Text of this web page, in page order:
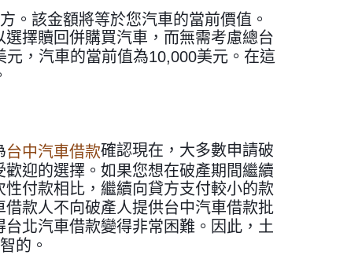
。該金額將等於您汽車的當前價值。
擇贖回併購買汽車，而無需考慮總台
，汽車的當前值為10,000美元。在這
台中汽車借款確認現在，大多數申請破
迎的選擇。如果您想在破產期間繼續
付款相比，繼續向貸方支付較小的款
款人不向破產人提供台中汽車借款批
北汽車借款變得非常困難。因此，土
的。